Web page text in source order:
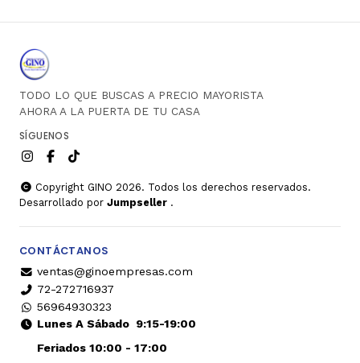
TODO LO QUE BUSCAS A PRECIO MAYORISTA
AHORA A LA PUERTA DE TU CASA
SÍGUENOS
Copyright GINO 2026. Todos los derechos reservados.
Desarrollado por Jumpseller .
CONTÁCTANOS
ventas@ginoempresas.com
72-272716937
56964930323
Lunes A Sábado9:15-19:00
Feriados 10:00 - 17:00